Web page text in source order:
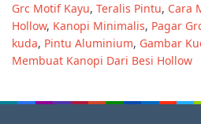
Grc Motif Kayu, Teralis Pintu, Cara
Hollow, Kanopi Minimalis, Pagar
kuda, Pintu Aluminium, Gambar
Membuat Kanopi Dari Besi Hollow